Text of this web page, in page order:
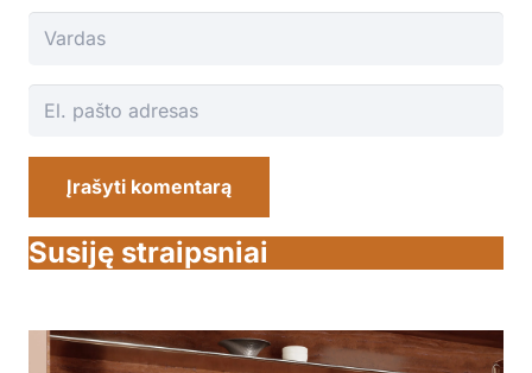
Įrašyti komentarą
Susiję straipsniai